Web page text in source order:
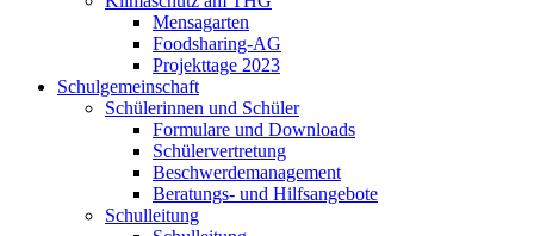
Mensagarten
Foodsharing-AG
Projekttage 2023
Schulgemeinschaft
Schülerinnen und Schüler
Formulare und Downloads
Schülervertretung
Beschwerdemanagement
Beratungs- und Hilfsangebote
Schulleitung